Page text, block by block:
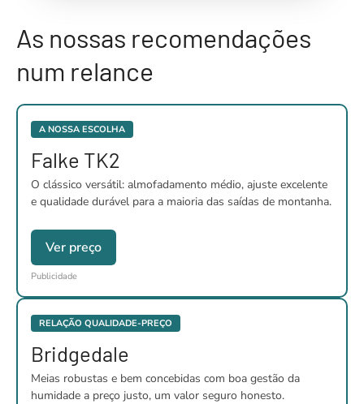
As nossas recomendações
num relance
A NOSSA ESCOLHA
Falke TK2
O clássico versátil: almofadamento médio, ajuste excelente
e qualidade durável para a maioria das saídas de montanha.
Ver preço
Publicidade
RELAÇÃO QUALIDADE-PREÇO
Bridgedale
Meias robustas e bem concebidas com boa gestão da
humidade a preço justo, um valor seguro honesto.